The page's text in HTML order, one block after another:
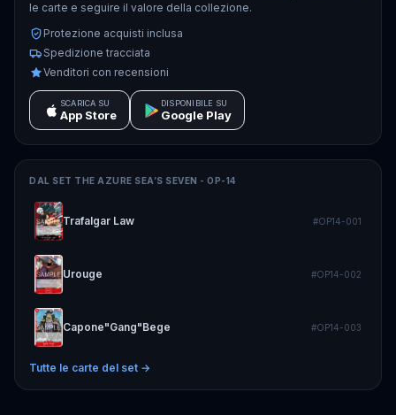
le carte e seguire il valore della collezione.
Protezione acquisti inclusa
Spedizione tracciata
Venditori con recensioni
SCARICA SU
App Store
DISPONIBILE SU
Google Play
DAL SET THE AZURE SEA’S SEVEN - OP-14
Trafalgar Law #OP14-001
Urouge #OP14-002
Capone"Gang"Bege #OP14-003
Tutte le carte del set →